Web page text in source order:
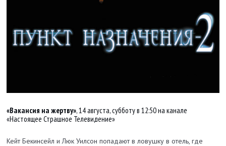
«Вакансия на жертву», 14 августа, субботу в 12:50 на канале
«Настоящее Страшное Телевидение»
Кейт Бекинсейл и Люк Уилсон попадают в ловушку в отель, где